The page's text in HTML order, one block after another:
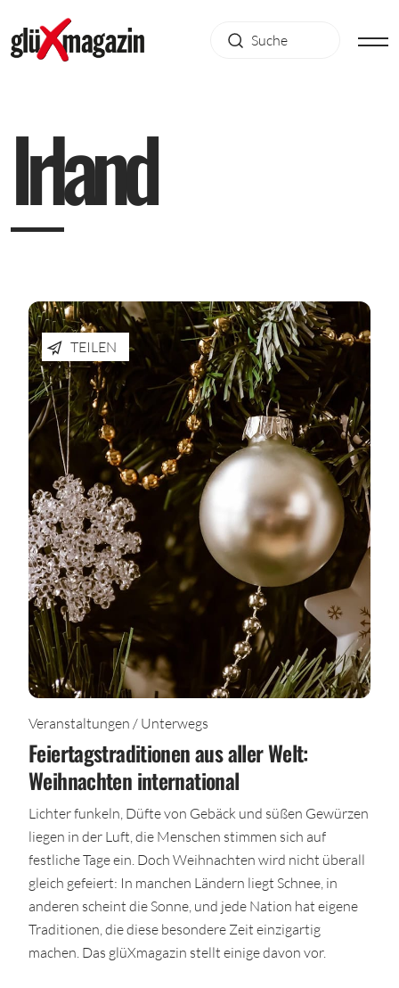
Irland
TEILEN
Veranstaltungen / Unterwegs
Feiertagstraditionen aus aller Welt:
Weihnachten international
Lichter funkeln, Düfte von Gebäck und süßen Gewürzen
liegen in der Luft, die Menschen stimmen sich auf
festliche Tage ein. Doch Weihnachten wird nicht überall
gleich gefeiert: In manchen Ländern liegt Schnee, in
anderen scheint die Sonne, und jede Nation hat eigene
Traditionen, die diese besondere Zeit einzigartig
machen. Das glüXmagazin stellt einige davon vor.